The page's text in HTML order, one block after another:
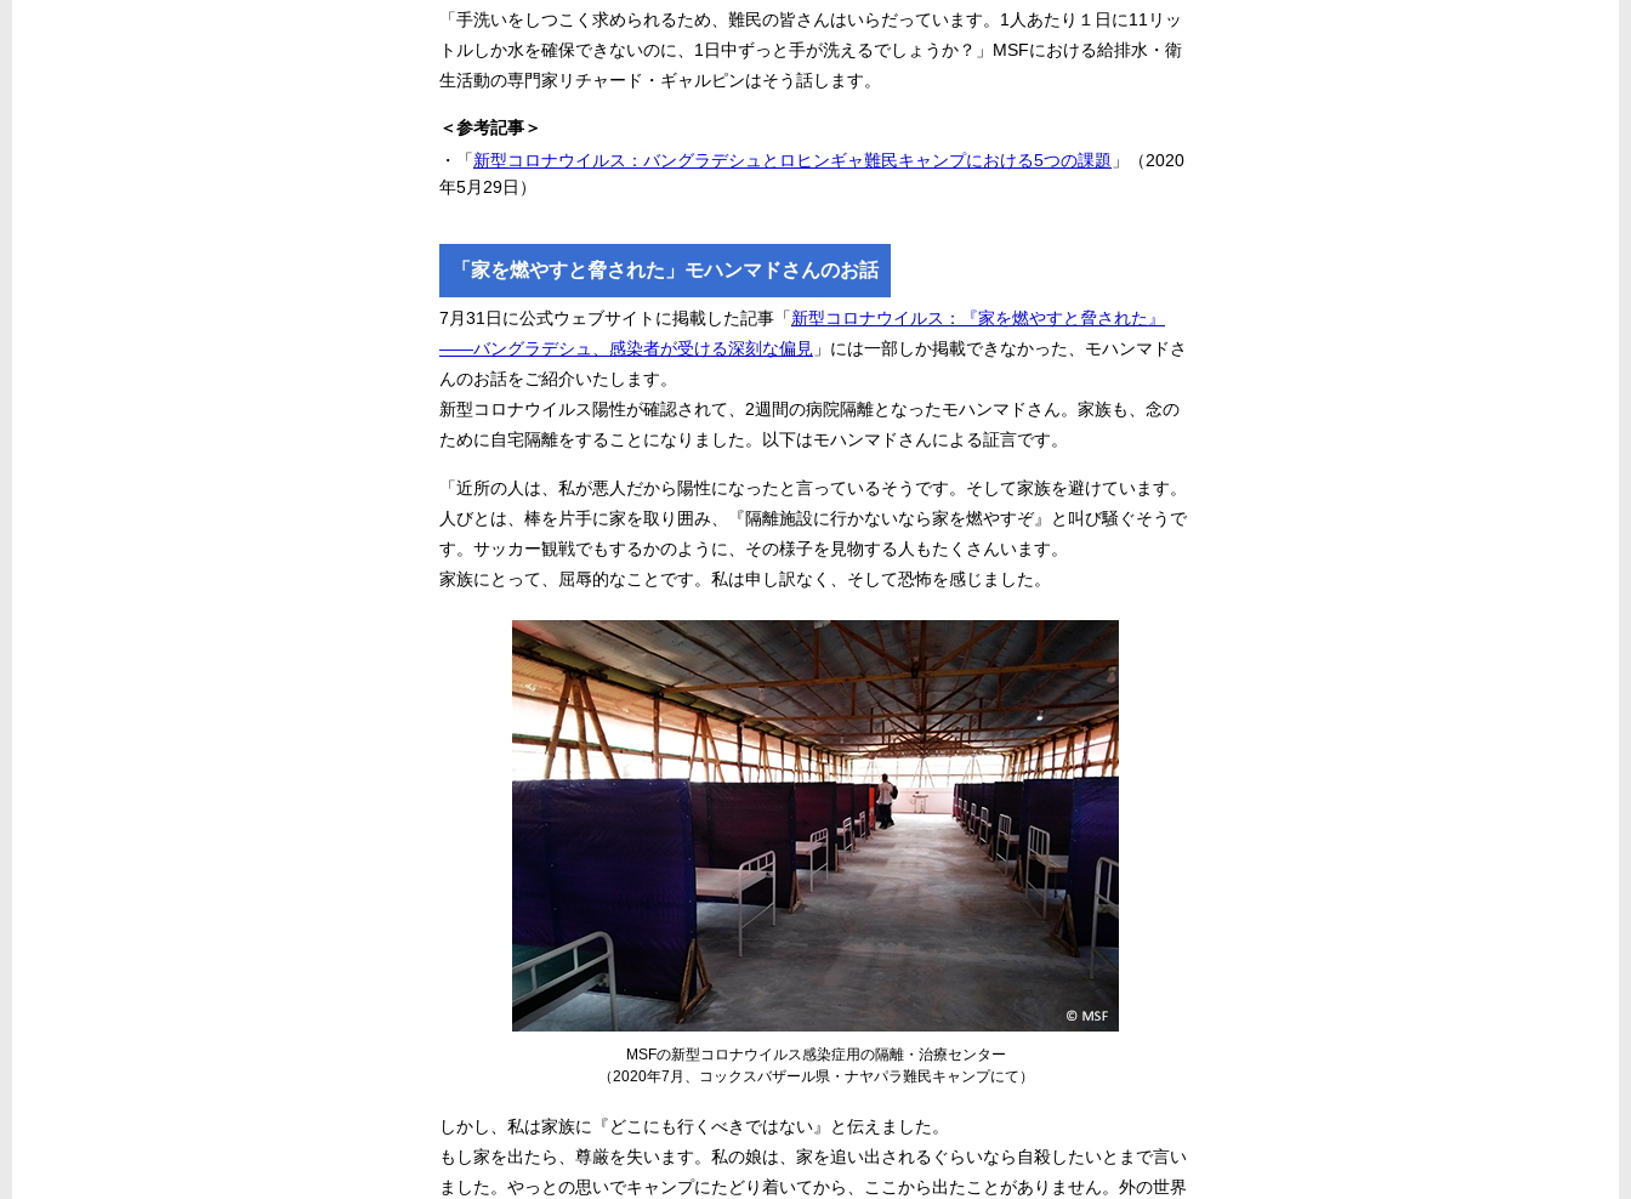
「手洗いをしつこく求められるため、難民の皆さんはいらだっています。1人あたり１日に11リッ
トルしか水を確保できないのに、1日中ずっと手が洗えるでしょうか？」MSFにおける給排水・衛
生活動の専門家リチャード・ギャルピンはそう話します。
＜参考記事＞
・「新型コロナウイルス：バングラデシュとロヒンギャ難民キャンプにおける5つの課題 」（2020
年5月29日）
「家を燃やすと脅された」モハンマドさんのお話
7月31日に公式ウェブサイトに掲載した記事「新型コロナウイルス：『家を燃やすと脅された』
――バングラデシュ、感染者が受ける深刻な偏見 」には一部しか掲載できなかった、モハンマドさ
んのお話をご紹介いたします。
新型コロナウイルス陽性が確認されて、2週間の病院隔離となったモハンマドさん。家族も、念の
ために自宅隔離をすることになりました。以下はモハンマドさんによる証言です。
「近所の人は、私が悪人だから陽性になったと言っているそうです。そして家族を避けています。
人びとは、棒を片手に家を取り囲み、『隔離施設に行かないなら家を燃やすぞ』と叫び騒ぐそうで
す。サッカー観戦でもするかのように、その様子を見物する人もたくさんいます。
家族にとって、屈辱的なことです。私は申し訳なく、そして恐怖を感じました。
MSFの新型コロナウイルス感染症用の隔離・治療センター
（2020年7月、コックスバザール県・ナヤパラ難民キャンプにて）
しかし、私は家族に『どこにも行くべきではない』と伝えました。
もし家を出たら、尊厳を失います。私の娘は、家を追い出されるぐらいなら自殺したいとまで言い
ました。やっとの思いでキャンプにたどり着いてから、ここから出たことがありません。外の世界